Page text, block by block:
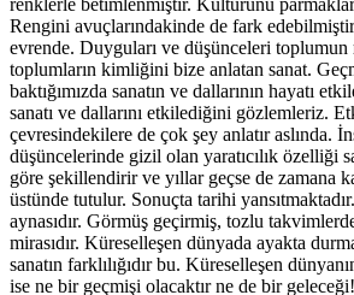
Rengini avuçlarındakinde de fark
evrende. Duyguları ve düşünceleri toplumun
toplumların kimliğini bize anlatan sanat.
baktığımızda sanatın ve dallarının hayatı
sanatı ve dallarını etkilediğini gözlemleriz.
çevresindekilere de çok şey anlatır aslında.
düşüncelerinde gizil olan yaratıcılık özelliği
göre şekillendirir ve yıllar geçse de zamana
üstünde tutulur. Sonuçta tarihi
aynasıdır. Görmüş geçirmiş, tozlu
mirasıdır. Küreselleşen dünyada ayakta
sanatın farklılığıdır bu. Küreselleşen
ise ne bir geçmişi olacaktır ne de bir